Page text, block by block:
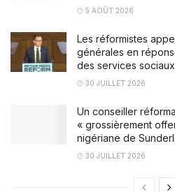
5 AOÛT 2026
Les réformistes
générales en
des services
30 JUILLET 2026
Un conseiller
« grossièrement
nigériane de
30 JUILLET 2026